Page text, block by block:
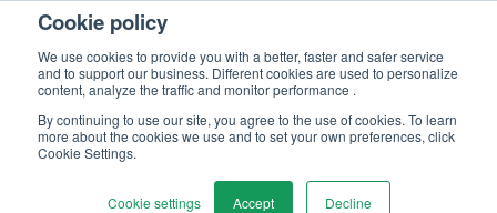
Cookie policy
We use cookies to provide you with a better, faster and safer service
and to support our business. Different cookies are used to personalize
content, analyze the traffic and monitor performance .
By continuing to use our site, you agree to the use of cookies. To learn
more about the cookies we use and to set your own preferences, click
Cookie Settings.
Cookie settings Accept Decline